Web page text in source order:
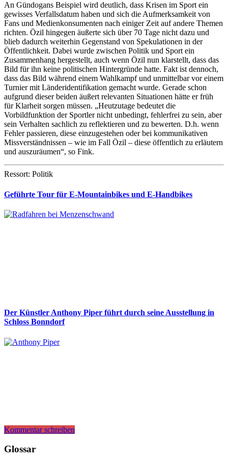
An Gündogans Beispiel wird deutlich, dass Krisen im Sport ein
gewisses Verfallsdatum haben und sich die Aufmerksamkeit von
Fans und Medienkonsumenten nach einiger Zeit auf andere Themen
richten. Özil hingegen äußerte sich über 70 Tage nicht dazu und
blieb dadurch weiterhin Gegenstand von Spekulationen in der
Öffentlichkeit. Dabei wurde zwischen Politik und Sport ein
Zusammenhang hergestellt, auch wenn Özil nun klarstellt, dass das
Bild für ihn keine politischen Hintergründe hatte. Fakt ist dennoch,
dass das Bild während einem Wahlkampf und unmittelbar vor einem
Turnier mit Länderidentifikation gemacht wurde. Gerade schon
aufgrund dieser beiden äußert relevanten Situationen hätte er früh
für Klarheit sorgen müssen. „Heutzutage bedeutet die
Vorbildfunktion der Sportler nicht unbedingt, fehlerfrei zu sein, aber
sein Verhalten sachlich zu reflektieren und zu bewerten. D.h. wenn
Fehler passieren, diese einzugestehen oder bei kommunikativen
Missverständnissen – wie im Fall Özil – diese öffentlich zu erläutern
und auszuräumen“, so Fink.
Ressort: Politik
Geführte Tour für E-Mountainbikes und E-Handbikes
Der Künstler Anthony Piper führt durch seine Ausstellung in
Schloss Bonndorf
Kommentar schreiben
Glossar